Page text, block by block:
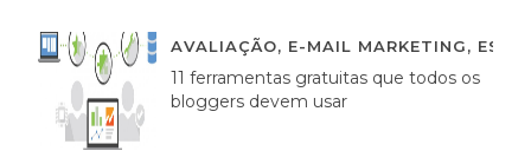
AVALIAÇÃO, E-MAIL MARKETING,
11 ferramentas gratuitas que todos os
bloggers devem usar